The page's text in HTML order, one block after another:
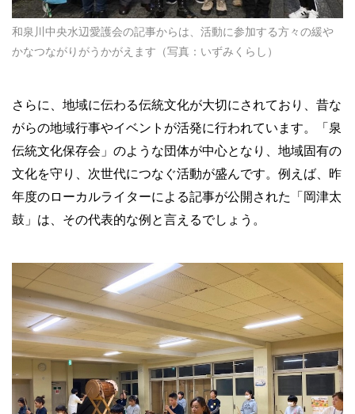
和泉川中央水辺愛護会の記事からは、活動に参加する方々の緩や
かなつながりがうかがえます（写真：いずみくらし）
さらに、地域に伝わる伝統文化が大切にされており、昔な
がらの地域行事やイベントが活発に行われています。「泉
伝統文化保存会」のような団体が中心となり、地域固有の
文化を守り、次世代につなぐ活動が盛んです。例えば、昨
年度のローカルライターによる記事が公開された「岡津太
鼓」は、その代表的な例と言えるでしょう。